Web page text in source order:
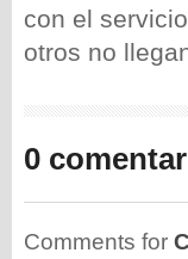
con el
otros no
0
Comments for